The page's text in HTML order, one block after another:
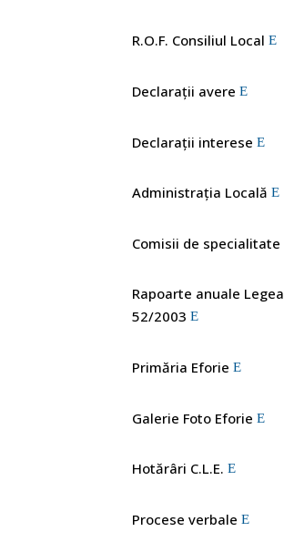
R.O.F. Consiliul Local
Declaraţii avere
Declarații interese
Administrația Locală
Comisii de specialitate
Rapoarte anuale Legea
52/2003
Primăria Eforie
Galerie Foto Eforie
Hotărâri C.L.E.
Procese verbale